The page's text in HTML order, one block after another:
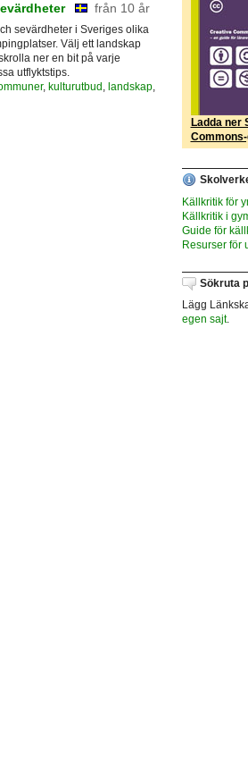
från 10 år
sevärdheter i Sveriges olika
Välj ett landskap
ner en bit på varje
utflyktstips.
, kulturutbud , landskap,
Ladda ner
Källkritik för
Källkritik i
Guide för
Resurser för
Sökruta
Lägg
egen sajt.